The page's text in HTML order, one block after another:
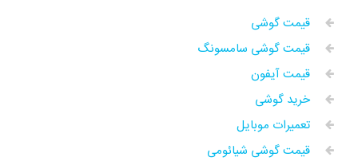
قیمت گوشی
قیمت گوشی سامسونگ
قیمت آیفون
خرید گوشی
تعمیرات موبایل
قیمت گوشی شیائومی